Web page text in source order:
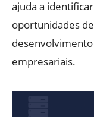
ajuda a
oportunidades
empresariais.